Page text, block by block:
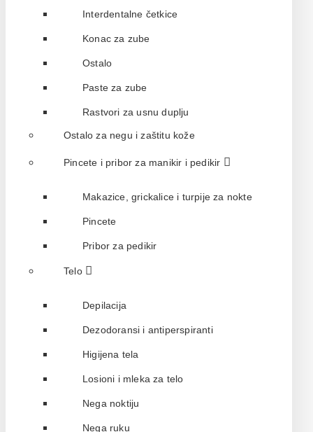
Interdentalne četkice
Konac za zube
Ostalo
Paste za zube
Rastvori za usnu duplju
Ostalo za negu i zaštitu kože
Pincete i pribor za manikir i pedikir
Makazice, grickalice i turpije za nokte
Pincete
Pribor za pedikir
Telo
Depilacija
Dezodoransi i antiperspiranti
Higijena tela
Losioni i mleka za telo
Nega noktiju
Nega ruku